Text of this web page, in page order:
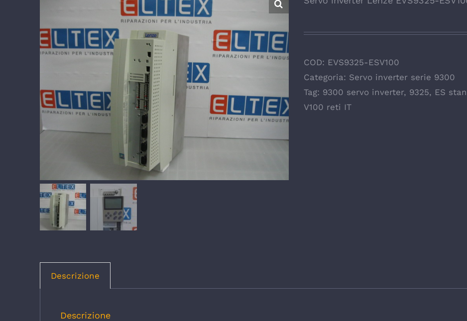
COD: EVS9325-ESV100
Categoria: Servo inverter serie 9300
Tag: 9300 servo inverter, 9325, ES
V100 reti IT
Descrizione
Descrizione